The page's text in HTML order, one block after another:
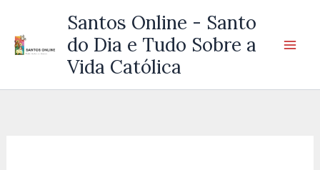
Santos Online - Santo
do Dia e Tudo Sobre a
Vida Católica